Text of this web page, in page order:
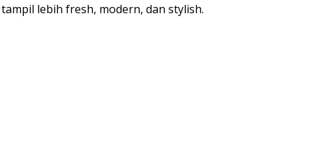
lebih fresh, modern, dan stylish.